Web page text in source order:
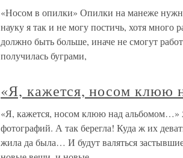
«Носом в опилки» Опилки на манеже
науку я так и не могу постичь, хотя много
должно быть больше, иначе не смогут
получилась буграми,
«Я, кажется, носом клюю
«Я, кажется, носом клюю над
фотографий. А так берегла! Куда ж их
жила да была… И будут валяться